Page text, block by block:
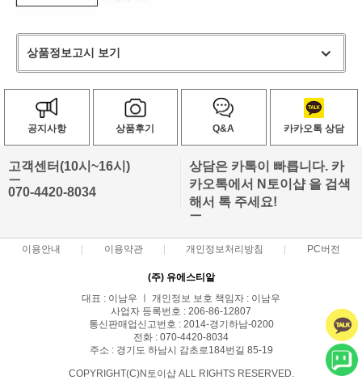
상품정보고시 보기
공지사항 상품후기 Q&A 카카오톡 상담
고객센터(10시~16시)
ㅡ
070-4420-8034
상담은 카톡이 빠릅니다. 카
카오톡에서 N토이샵 을 검색
해서 톡 주세요!
ㅡ
이용안내 이용약관 개인정보처리방침 PC버전
(주) 유에스티알
대표 : 이남우 ㅣ 개인정보 보호 책임자 : 이남우
사업자 등록번호 : 206-86-12807
통신판매업신고번호 : 2014-경기하남-0200
전화 : 070-4420-8034
주소 : 경기도 하남시 감초로184번길 85-19
COPYRIGHT(C)N토이샵 ALL RIGHTS RESERVED.